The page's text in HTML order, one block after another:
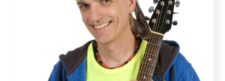
Schwester Luiserl, um mit ihr und ihrer Familie
Weihnachten am Land zu verbringen. Doch von der
ersehnten Besinnlichkeit keine Spur… “Ja wo is er
denn?” - Omama findet den Majoran nicht, “macht
Weihnachten” aber dennoch im Alleingang. “Wenn
das der Papale noch seh’n könnt…” träumt sie und
versichert: “Ich beschwer’ mi jo ned, ich hab‘ mi no